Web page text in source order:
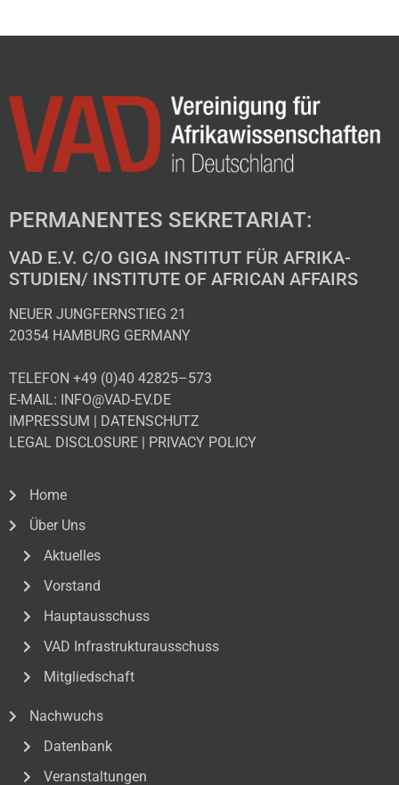
PERMANENTES SEKRETARIAT:
VAD E.V. C/O GIGA INSTITUT FÜR AFRIKA-
STUDIEN/ INSTITUTE OF AFRICAN AFFAIRS
NEUER JUNGFERNSTIEG 21
20354 HAMBURG GERMANY
TELEFON +49 (0)40 42825–573
E-MAIL: INFO@VAD-EV.DE
IMPRESSUM
DATENSCHUTZ
LEGAL DISCLOSURE
PRIVACY POLICY
Home
Über Uns
Aktuelles
Vorstand
Hauptausschuss
VAD Infrastrukturausschuss
Mitgliedschaft
Nachwuchs
Datenbank
Veranstaltungen